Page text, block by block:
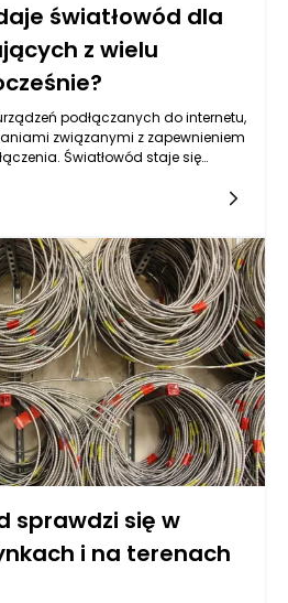
światłowód dla
z wielu
podłączanych do internetu,
związanymi z zapewnieniem
Światłowód staje się
i szybkości. Dzięki technologii
danych, co jest kluczowe w
Światłowód umożliwia
wielu różnych urządzeń, takich jak
a także komputery, bez obawy o
sprawdzi się w
i na terenach